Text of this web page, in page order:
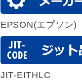
EPSON(エプソン)
JIT-EITHLC